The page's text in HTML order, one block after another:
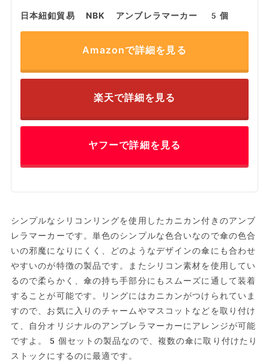
日本紐釦貿易 NBK アンブレラマーカー 5個
Amazonで詳細を見る
楽天で詳細を見る
ヤフーで詳細を見る
シンプルなシリコンリングを使用したカニカン付きのアンブ
レラマーカーです。単色のシンプルな色合いなので傘の色合
いの邪魔になりにくく、どのようなデザインの傘にも合わせ
やすいのが特徴の製品です。またシリコン素材を使用してい
るので柔らかく、傘の持ち手部分にもスムーズに通して装着
することが可能です。リングにはカニカンがつけられていま
すので、お気に入りのチャームやマスコットなどを取り付け
て、自分オリジナルのアンブレラマーカーにアレンジが可能
ですよ。5個セットの製品なので、複数の傘に取り付けたり
ストックにするのに最適です。